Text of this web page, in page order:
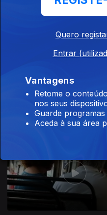
Quero
Entrar
Vantagens
Retome o
nos seus
Guarde
Aceda à sua área